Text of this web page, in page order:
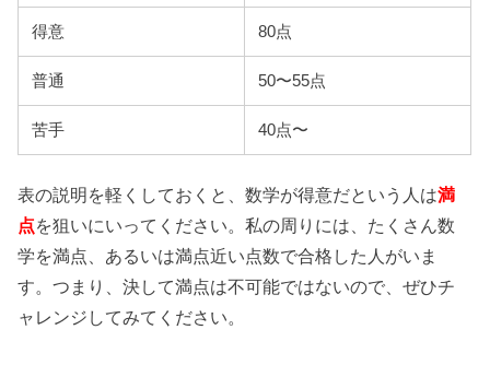
得意 80点
普通 50〜55点
苦手 40点〜
表の説明を軽くしておくと、数学が得意だという人は満
点を狙いにいってください。私の周りには、たくさん数
学を満点、あるいは満点近い点数で合格した人がいま
す。つまり、決して満点は不可能ではないので、ぜひチ
ャレンジしてみてください。